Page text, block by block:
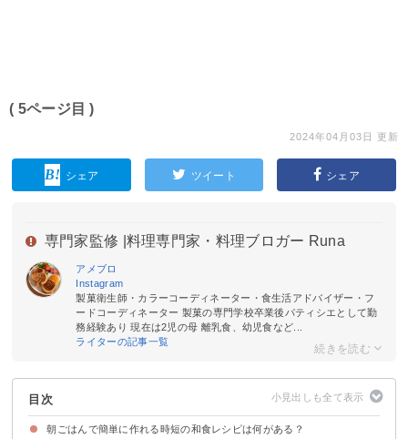
( 5ページ目 )
2024年04月03日 更新
シェア ツイート シェア
専門家監修 | 料理専門家・料理ブロガー Runa
アメブロ
Instagram
製菓衛生師・カラーコーディネーター・食生活アドバイザー・フ
ードコーディネーター 製菓の専門学校卒業後パティシエとして勤
務経験あり 現在は2児の母 離乳食、幼児食など...
ライターの記事一覧
目次
朝ごはんで簡単に作れる時短の和食レシピは何がある？